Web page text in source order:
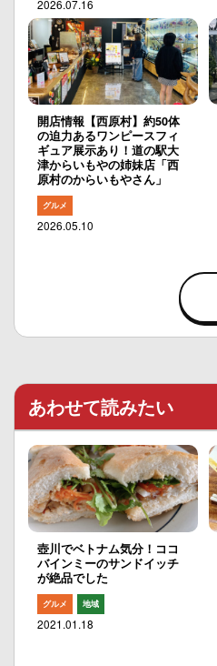
2026.07.16
開店情報【西原村】約50体
の迫力あるワンピースフィ
ギュア展示あり！道の駅大
津からいもやの姉妹店「西
原村のからいもやさん」
グルメ
2026.05.10
あわせて読みたい
壺川でベトナム気分！ココ
バインミーのサンドイッチ
が絶品でした
グルメ 地域
2021.01.18